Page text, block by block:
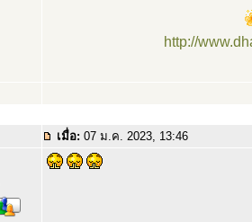
http://
เมื่อ: 07 ม.ค. 2023, 13:46